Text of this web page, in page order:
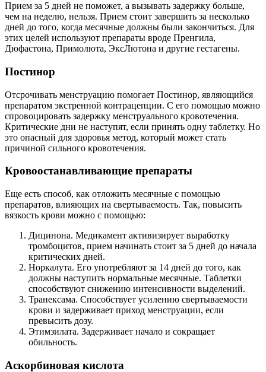
Прием за 5 дней не поможет, а вызывать задержку больше,
чем на неделю, нельзя. Прием стоит завершить за несколько
дней до того, когда месячные должны были закончиться. Для
этих целей используют препараты вроде Пренгила,
Дюфастона, Примолюта, ЭксЛютона и другие гестагены.
Постинор
Отсрочивать менструацию помогает Постинор, являющийся
препаратом экстренной контрацепции. С его помощью можно
спровоцировать задержку менструального кровотечения.
Критические дни не наступят, если принять одну таблетку. Но
это опасный для здоровья метод, который может стать
причиной сильного кровотечения.
Кровоостанавливающие препараты
Еще есть способ, как отложить месячные с помощью
препаратов, влияющих на свертываемость. Так, повысить
вязкость крови можно с помощью:
Дицинона. Медикамент активизирует выработку
тромбоцитов, прием начинать стоит за 5 дней до начала
критических дней.
Норкалута. Его употребляют за 14 дней до того, как
должны наступить нормальные месячные. Таблетки
способствуют снижению интенсивности выделений.
Транексама. Способствует усилению свертываемости
крови и задерживает приход менструации, если
превысить дозу.
Этимзилата. Задерживает начало и сокращает
обильность.
Аскорбиновая кислота